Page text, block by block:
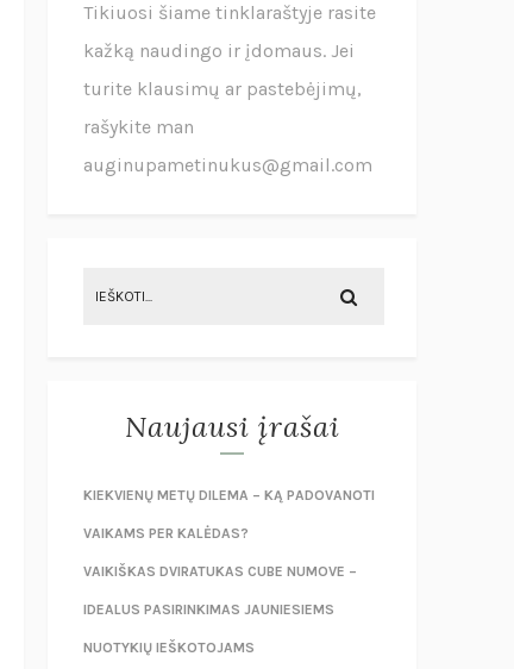
Tikiuosi šiame tinklaraštyje rasite
kažką naudingo ir įdomaus. Jei
turite klausimų ar pastebėjimų,
rašykite man
auginupametinukus@gmail.com
Naujausi įrašai
KIEKVIENŲ METŲ DILEMA – KĄ PADOVANOTI
VAIKAMS PER KALĖDAS?
VAIKIŠKAS DVIRATUKAS CUBE NUMOVE –
IDEALUS PASIRINKIMAS JAUNIESIEMS
NUOTYKIŲ IEŠKOTOJAMS